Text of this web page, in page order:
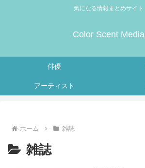
気になる情報まとめサイト
Color Scent Media
俳優
アーティスト
ホーム 雑誌
雑誌